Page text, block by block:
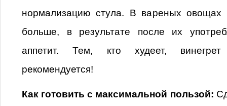
нормализацию стула. В вареных овощах
больше, в результате после их
аппетит. Тем, кто худеет,
рекомендуется!
Как готовить с максимальной пользой: